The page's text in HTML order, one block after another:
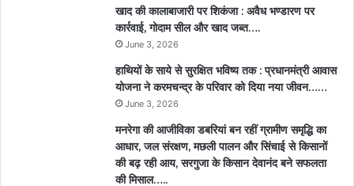
खाद की कालाबाजारी पर शिकंजा : अवैध भण्डारण पर
कार्रवाई, गोदाम सील और खाद जब्त….
June 3, 2026
हाथियों के साये से सुरक्षित भविष्य तक : प्रधानमंत्री आवास
योजना ने करमचन्द्र के परिवार को दिया नया जीवन……
June 3, 2026
मनरेगा की आजीविका डबरियां बन रहीं ग्रामीण समृद्धि का
आधार, जल संरक्षण, मछली पालन और सिंचाई से किसानों
की बढ़ रही आय, सरगुजा के किसान देवानंद बने सफलता
की मिसाल…..